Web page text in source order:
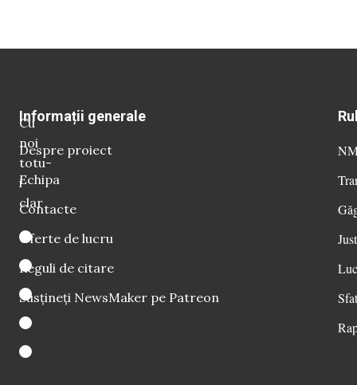
Cu
noi
totu-
i
clar
Informații generale
Despre proiect
Echipa
Contacte
Oferte de lucru
Reguli de citare
Susțineți NewsMaker pe Patreon